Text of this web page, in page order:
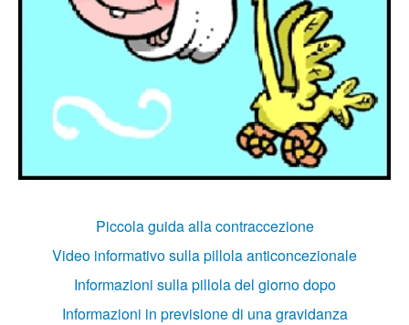
Piccola guida alla contraccezione
Video informativo sulla pillola anticoncezionale
Informazioni sulla pillola del giorno dopo
Informazioni in previsione di una gravidanza